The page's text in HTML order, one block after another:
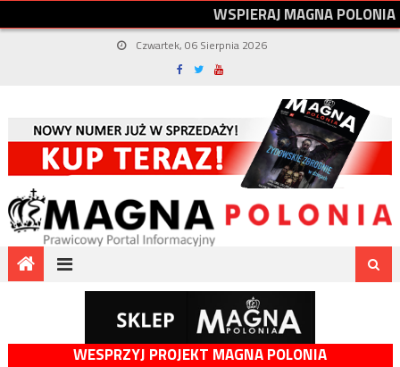
WSPIERAJMAGNAPOLONIA
Czwartek, 06 Sierpnia 2026
WESPRZYJ PROJEKT MAGNA POLONIA